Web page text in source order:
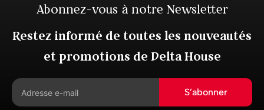
Abonnez-vous à notre Newsletter
Restez informé de toutes les nouveautés
et promotions de Delta House
S’abonner